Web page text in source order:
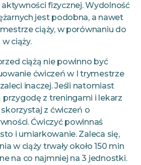
fizycznej. Wydolność
jest podobna, a nawet
ciąży, w porównaniu do
ciąży.
ciążą nie powinno być
ćwiczeń w I trymestrze
inaczej. Jeśli natomiast
z treningami i lekarz
z ćwiczeń o
Ćwiczyć powinnaś
i umiarkowanie. Zaleca się,
w ciąży trwały około 150 min
na co najmniej na 3 jednostki.